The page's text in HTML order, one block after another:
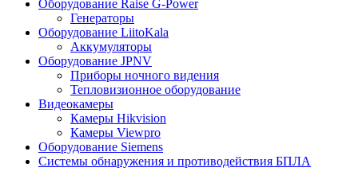
Оборудование Raise G-Power
Генераторы
Оборудование LiitoKala
Аккумуляторы
Оборудование JPNV
Приборы ночного видения
Тепловизионное оборудование
Видеокамеры
Камеры Hikvision
Камеры Viewpro
Оборудование Siemens
Системы обнаружения и противодействия БПЛА